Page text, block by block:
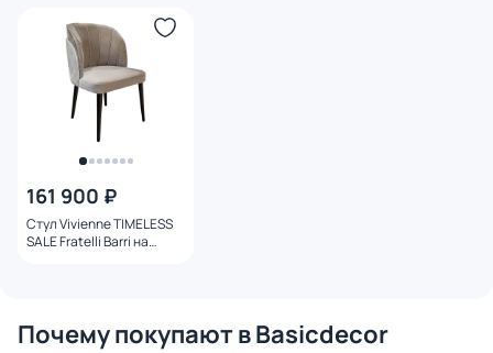
161 900 ₽
Стул Vivienne TIMELESS
SALE Fratelli Barri на
Почему покупают в Basicdecor